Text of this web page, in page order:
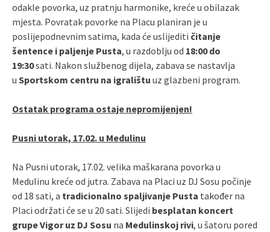
odakle povorka, uz pratnju harmonike, kreće u obilazak
mjesta. Povratak povorke na Placu planiran je u
poslijepodnevnim satima, kada će uslijediti čitanje
šentence i paljenje Pusta, u razdoblju od 18:00 do
19:30sati. Nakon službenog dijela, zabava se nastavlja
u Sportskom centru na igralištu uz glazbeni program.
Ostatak programa ostaje nepromijenjen!
Pusni utorak, 17.02. u Medulinu
Na Pusni utorak, 17.02. velika maškarana povorka u
Medulinu kreće od jutra. Zabava na Placi uz DJ Sosu počinje
od 18 sati, a tradicionalno spaljivanje Pusta također na
Placi održati će se u 20 sati. Slijedi besplatan koncert
grupe Vigor uz DJ Sosu na Medulinskoj rivi, u šatoru pored